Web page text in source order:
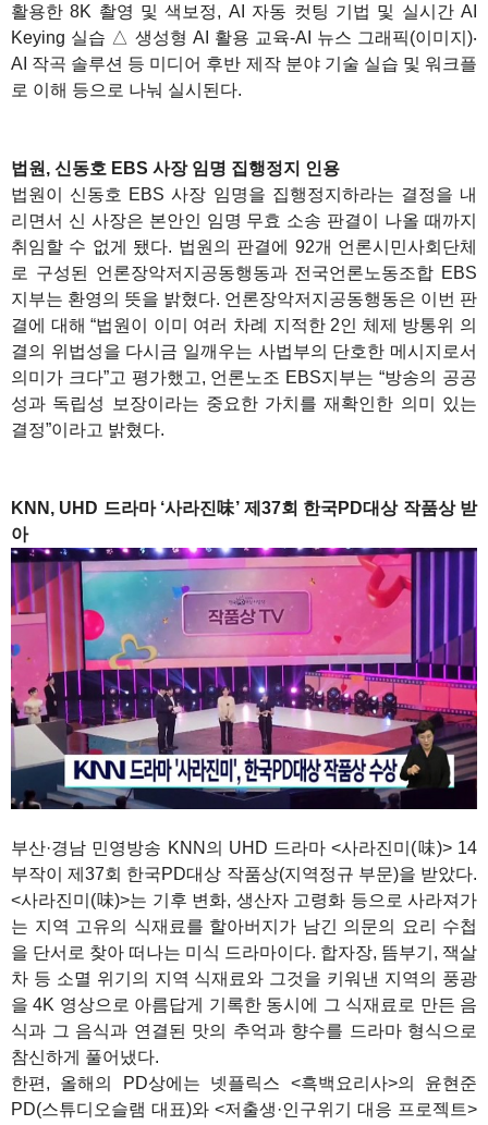
활용한 8K 촬영 및 색보정, AI 자동 컷팅 기법 및 실시간 AI
Keying 실습 △ 생성형 AI 활용 교육-AI 뉴스 그래픽(이미지)‧
AI 작곡 솔루션 등 미디어 후반 제작 분야 기술 실습 및 워크플
로 이해 등으로 나눠 실시된다.
법원, 신동호 EBS 사장 임명 집행정지 인용
법원이 신동호 EBS 사장 임명을 집행정지하라는 결정을 내
리면서 신 사장은 본안인 임명 무효 소송 판결이 나올 때까지
취임할 수 없게 됐다. 법원의 판결에 92개 언론시민사회단체
로 구성된 언론장악저지공동행동과 전국언론노동조합 EBS
지부는 환영의 뜻을 밝혔다. 언론장악저지공동행동은 이번 판
결에 대해 “법원이 이미 여러 차례 지적한 2인 체제 방통위 의
결의 위법성을 다시금 일깨우는 사법부의 단호한 메시지로서
의미가 크다”고 평가했고, 언론노조 EBS지부는 “방송의 공공
성과 독립성 보장이라는 중요한 가치를 재확인한 의미 있는
결정”이라고 밝혔다.
KNN, UHD 드라마 ‘사라진味’ 제37회 한국PD대상 작품상 받
아
부산·경남 민영방송 KNN의 UHD 드라마 <사라진미(味)> 14
부작이 제37회 한국PD대상 작품상(지역정규 부문)을 받았다.
<사라진미(味)>는 기후 변화, 생산자 고령화 등으로 사라져가
는 지역 고유의 식재료를 할아버지가 남긴 의문의 요리 수첩
을 단서로 찾아 떠나는 미식 드라마이다. 합자장, 뜸부기, 잭살
차 등 소멸 위기의 지역 식재료와 그것을 키워낸 지역의 풍광
을 4K 영상으로 아름답게 기록한 동시에 그 식재료로 만든 음
식과 그 음식과 연결된 맛의 추억과 향수를 드라마 형식으로
참신하게 풀어냈다.
한편, 올해의 PD상에는 넷플릭스 <흑백요리사>의 윤현준
PD(스튜디오슬램 대표)와 <저출생·인구위기 대응 프로젝트>